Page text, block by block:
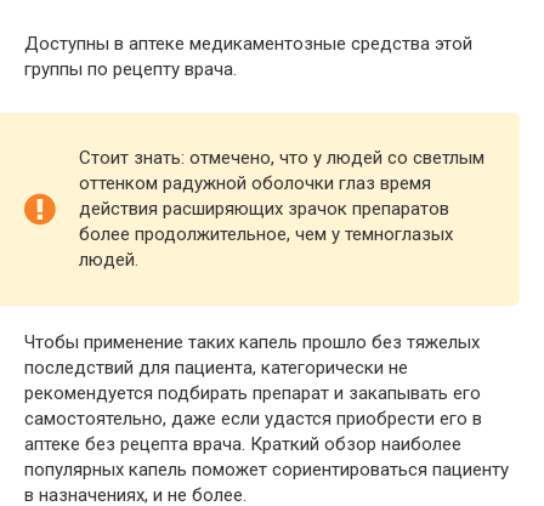
Доступны в аптеке медикаментозные средства этой
группы по рецепту врача.
Стоит знать: отмечено, что у людей со светлым
оттенком радужной оболочки глаз время
действия расширяющих зрачок препаратов
более продолжительное, чем у темноглазых
людей.
Чтобы применение таких капель прошло без тяжелых
последствий для пациента, категорически не
рекомендуется подбирать препарат и закапывать его
самостоятельно, даже если удастся приобрести его в
аптеке без рецепта врача. Краткий обзор наиболее
популярных капель поможет сориентироваться пациенту
в назначениях, и не более.